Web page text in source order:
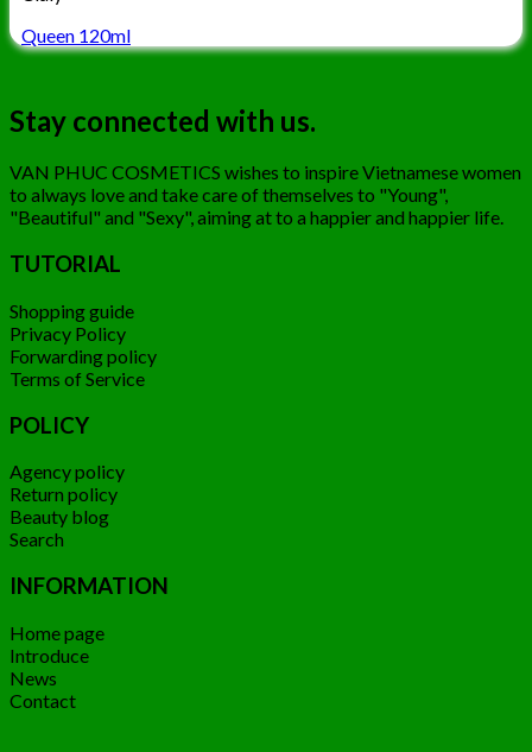
Queen 120ml
Stay connected with us.
VAN PHUC COSMETICS wishes to inspire Vietnamese women
to always love and take care of themselves to "Young",
"Beautiful" and "Sexy", aiming at to a happier and happier life.
TUTORIAL
Shopping guide
Privacy Policy
Forwarding policy
Terms of Service
POLICY
Agency policy
Return policy
Beauty blog
Search
INFORMATION
Home page
Introduce
News
Contact